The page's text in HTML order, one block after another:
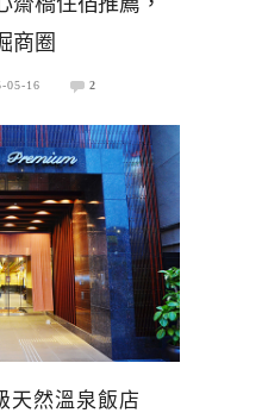
商圈
05-16 2
天然溫泉飯店